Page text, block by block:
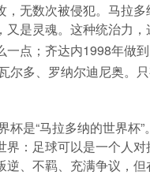
无数次被侵犯。马拉
是灵魂。这种统治力
一点；齐达内1998年做
尔多、罗纳尔迪尼奥。
杯是“马拉多纳的世界
界：足球可以是一个人
、不羁、充满争议，